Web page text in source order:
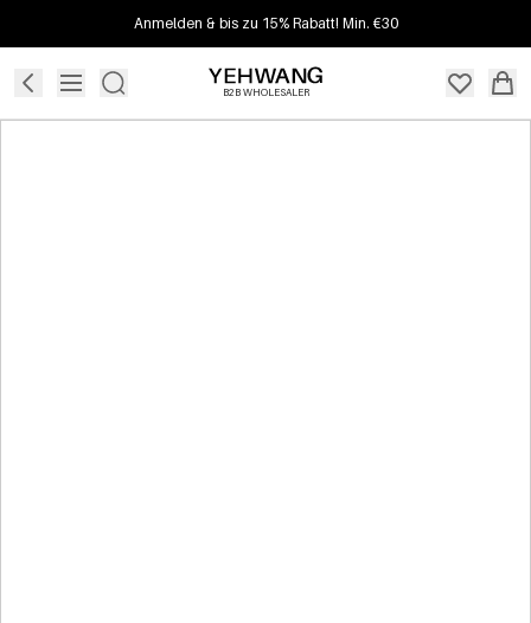
Anmelden & bis zu 15% Rabatt! Min. €30
B2B WHOLESALER